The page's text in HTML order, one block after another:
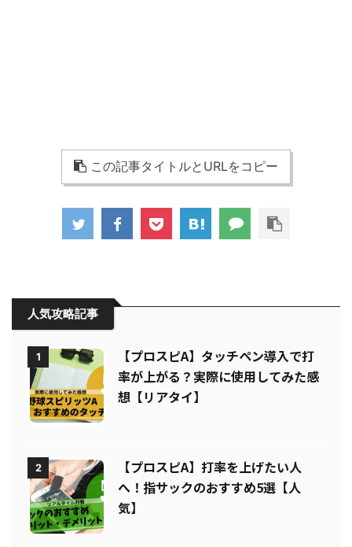
この記事タイトルとURLをコピー
人気攻略記事
1
【プロスピA】タッチペン導入で打
率が上がる？実際に使用してみた感
想【リアタイ】
2
【プロスピA】打率を上げたい人
へ！指サックのおすすめ5選【人
気】